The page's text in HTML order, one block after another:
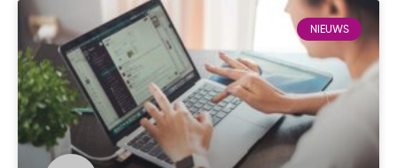
NIEUWS